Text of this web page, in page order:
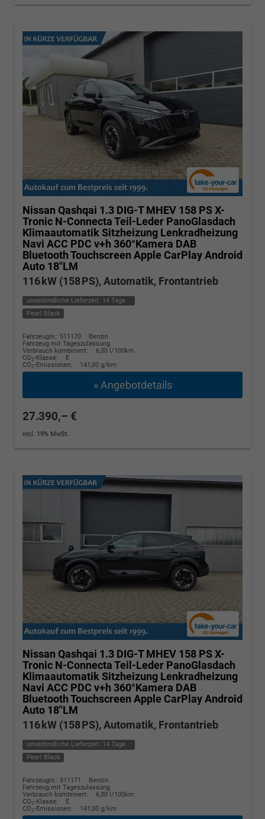
Nissan Qashqai 1.3 DIG-T MHEV 158 PS X-
Tronic N-Connecta Teil-Leder PanoGlasdach
Klimaautomatik Sitzheizung Lenkradheizung
Navi ACC PDC v+h 360°Kamera DAB
Bluetooth Touchscreen Apple CarPlay Android
Auto 18"LM
116 kW (158 PS), Automatik, Frontantrieb
unverbindliche Lieferzeit: 14 Tage
Pearl Black
Fahrzeugnr.: 511170
Benzin
Fahrzeug mit Tageszulassung
Verbrauch kombiniert:
6,30 l/100km
CO2-Klasse:
E
CO2-Emissionen: 141,00 g/km
» Angebotdetails
27.390,– €
incl. 19% MwSt.
Nissan Qashqai 1.3 DIG-T MHEV 158 PS X-
Tronic N-Connecta Teil-Leder PanoGlasdach
Klimaautomatik Sitzheizung Lenkradheizung
Navi ACC PDC v+h 360°Kamera DAB
Bluetooth Touchscreen Apple CarPlay Android
Auto 18"LM
116 kW (158 PS), Automatik, Frontantrieb
unverbindliche Lieferzeit: 14 Tage
Pearl Black
Fahrzeugnr.: 511171
Benzin
Fahrzeug mit Tageszulassung
Verbrauch kombiniert:
6,30 l/100km
CO2-Klasse:
E
CO2-Emissionen: 141,00 g/km